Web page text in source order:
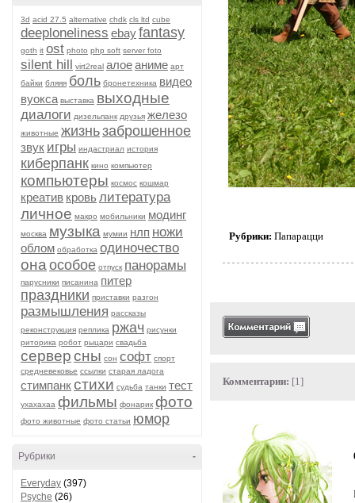
3d acid 27.5 alternative chdk cls ltd cube
deeploneliness ebayfantasy
goth it ost photo php soft server foto
silent hill virt2real алоеаниме арт
байки бляяя боль бронетехника видео
вуокса выставка выходные
диалоги дизельпанк друзья железо
животные жизньзаброшенное
звук игры индастриал история
киберпанк кино компьютер
компьютеры космос кошмар
креатив кровьлитература
личное макро мобильники модинг
москва музыка мумии нлп ножи
облом обработка одиночество
она особое отпуск панорамы
парусники писанина питер
праздники приставки разгон
размышления рассказы
реконструкция реплика ржач рисунки
риторика робот рыцари свадьба
серверсны сон софт спорт
средневековье ссылки старая ладога
стимпанкстихи судьба танки тест
ухахахаа фильмы фонарик фото
фото животные фото статьи юмор
-
Рубрики
Everyday (397)
Psyche (26)
Рубрики: Папарацци
Комментарии: [1]